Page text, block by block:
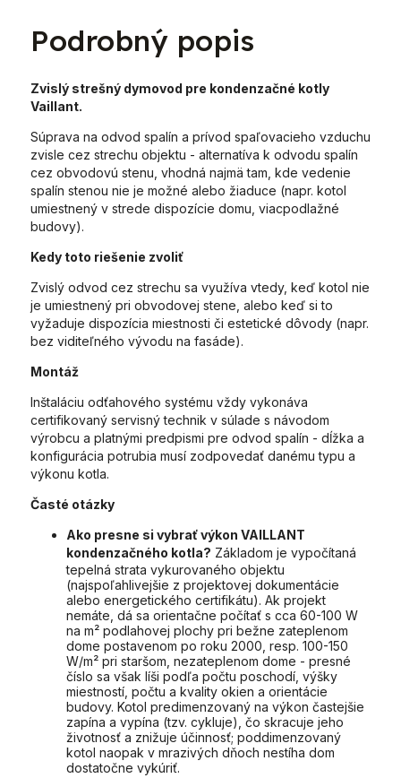
Podrobný popis
Zvislý strešný dymovod pre kondenzačné kotly
Vaillant.
Súprava na odvod spalín a prívod spaľovacieho vzduchu
zvisle cez strechu objektu - alternatíva k odvodu spalín
cez obvodovú stenu, vhodná najmä tam, kde vedenie
spalín stenou nie je možné alebo žiaduce (napr. kotol
umiestnený v strede dispozície domu, viacpodlažné
budovy).
Kedy toto riešenie zvoliť
Zvislý odvod cez strechu sa využíva vtedy, keď kotol nie
je umiestnený pri obvodovej stene, alebo keď si to
vyžaduje dispozícia miestnosti či estetické dôvody (napr.
bez viditeľného vývodu na fasáde).
Montáž
Inštaláciu odťahového systému vždy vykonáva
certifikovaný servisný technik v súlade s návodom
výrobcu a platnými predpismi pre odvod spalín - dĺžka a
konfigurácia potrubia musí zodpovedať danému typu a
výkonu kotla.
Časté otázky
Ako presne si vybrať výkon VAILLANT
kondenzačného kotla? Základom je vypočítaná
tepelná strata vykurovaného objektu
(najspoľahlivejšie z projektovej dokumentácie
alebo energetického certifikátu). Ak projekt
nemáte, dá sa orientačne počítať s cca 60-100 W
na m² podlahovej plochy pri bežne zateplenom
dome postavenom po roku 2000, resp. 100-150
W/m² pri staršom, nezateplenom dome - presné
číslo sa však líši podľa počtu poschodí, výšky
miestností, počtu a kvality okien a orientácie
budovy. Kotol predimenzovaný na výkon častejšie
zapína a vypína (tzv. cykluje), čo skracuje jeho
životnosť a znižuje účinnosť; poddimenzovaný
kotol naopak v mrazivých dňoch nestíha dom
dostatočne vykúriť.